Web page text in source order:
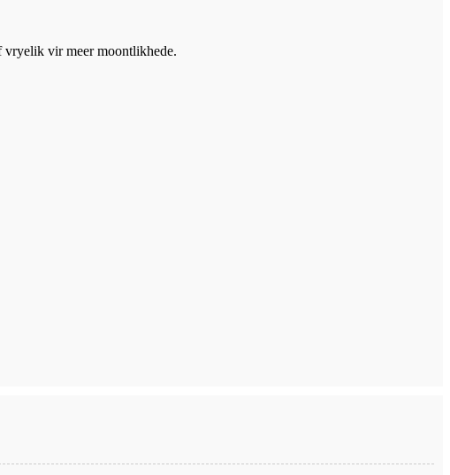
vryelik vir meer moontlikhede.